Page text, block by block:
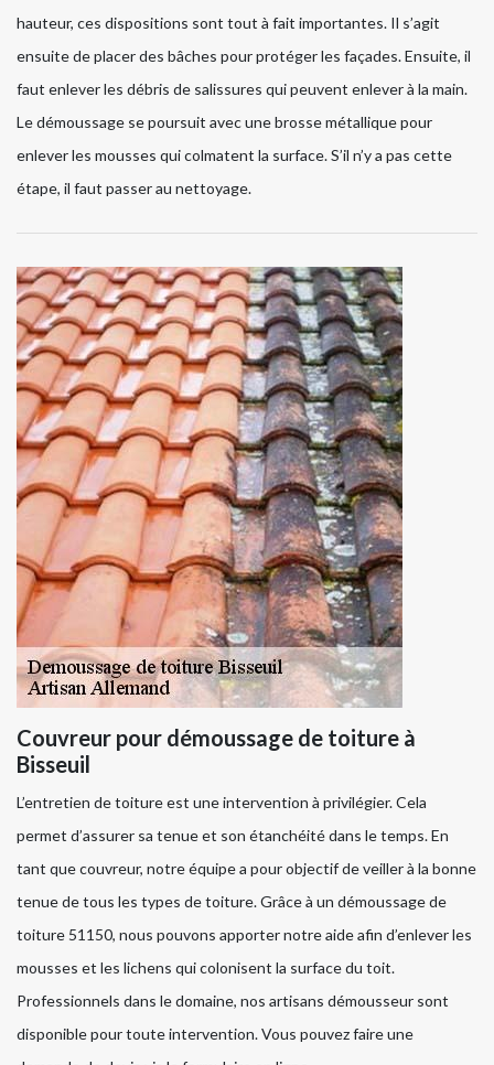
hauteur, ces dispositions sont tout à fait importantes. Il s’agit
ensuite de placer des bâches pour protéger les façades. Ensuite, il
faut enlever les débris de salissures qui peuvent enlever à la main.
Le démoussage se poursuit avec une brosse métallique pour
enlever les mousses qui colmatent la surface. S’il n’y a pas cette
étape, il faut passer au nettoyage.
Couvreur pour démoussage de toiture à
Bisseuil
L’entretien de toiture est une intervention à privilégier. Cela
permet d’assurer sa tenue et son étanchéité dans le temps. En
tant que couvreur, notre équipe a pour objectif de veiller à la bonne
tenue de tous les types de toiture. Grâce à un démoussage de
toiture 51150, nous pouvons apporter notre aide afin d’enlever les
mousses et les lichens qui colonisent la surface du toit.
Professionnels dans le domaine, nos artisans démousseur sont
disponible pour toute intervention. Vous pouvez faire une